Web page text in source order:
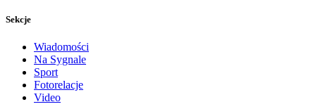
Sekcje
Wiadomości
Na Sygnale
Sport
Fotorelacje
Video